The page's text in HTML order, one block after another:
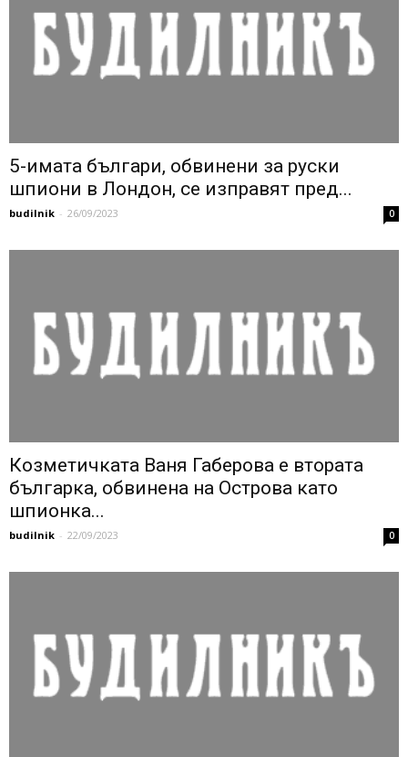
5-имата българи, обвинени за руски
шпиони в Лондон, се изправят пред...
budilnik - 26/09/2023 0
Козметичката Ваня Габерова е втората
българка, обвинена на Острова като
шпионка...
budilnik - 22/09/2023 0